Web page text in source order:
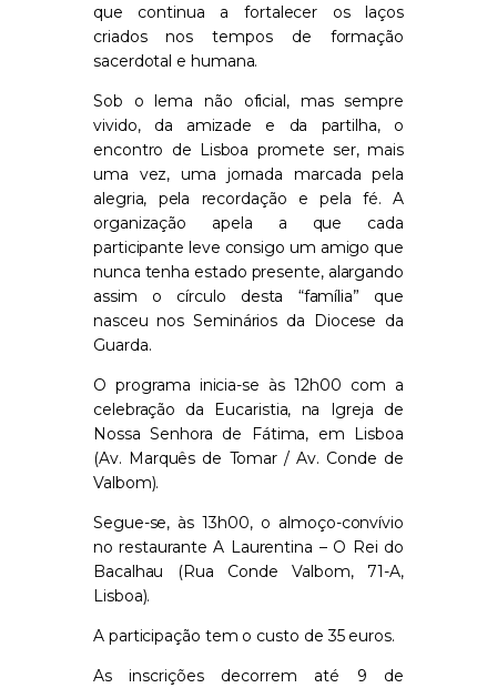
que continua a fortalecer os laços
criados nos tempos de formação
sacerdotal e humana.
Sob o lema não oficial, mas sempre
vivido, da amizade e da partilha, o
encontro de Lisboa promete ser, mais
uma vez, uma jornada marcada pela
alegria, pela recordação e pela fé. A
organização apela a que cada
participante leve consigo um amigo que
nunca tenha estado presente, alargando
assim o círculo desta “família” que
nasceu nos Seminários da Diocese da
Guarda.
O programa inicia-se às 12h00 com a
celebração da Eucaristia, na Igreja de
Nossa Senhora de Fátima, em Lisboa
(Av. Marquês de Tomar / Av. Conde de
Valbom).
Segue-se, às 13h00, o almoço-convívio
no restaurante A Laurentina – O Rei do
Bacalhau (Rua Conde Valbom, 71-A,
Lisboa).
A participação tem o custo de 35 euros.
As inscrições decorrem até 9 de